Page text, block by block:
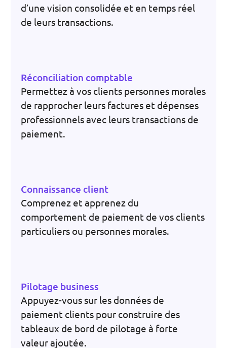
d’une vision consolidée et en temps réel
de leurs transactions.
Réconciliation comptable
Permettez à vos clients personnes morales
de rapprocher leurs factures et dépenses
professionnels avec leurs transactions de
paiement.
Connaissance client
Comprenez et apprenez du
comportement de paiement de vos clients
particuliers ou personnes morales.
Pilotage business
Appuyez-vous sur les données de
paiement clients pour construire des
tableaux de bord de pilotage à forte
valeur ajoutée.